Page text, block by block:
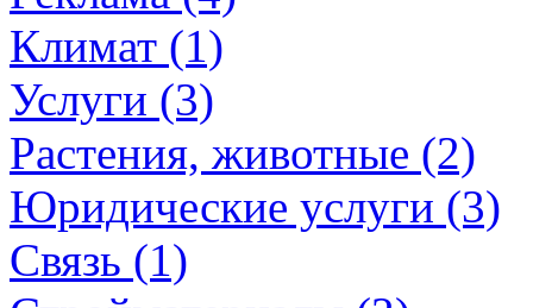
Климат (1)
Услуги (3)
Растения, животные (2)
Юридические услуги (3)
Связь (1)